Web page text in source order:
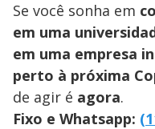
Se você sonha em
em uma
em uma empresa
perto à próxima
de agir é agora.
Fixo e Whatsapp: